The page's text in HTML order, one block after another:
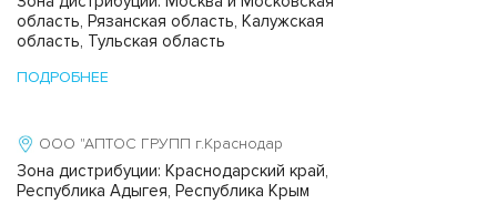
область, Рязанская область, Калужская
область, Тульская область
ПОДРОБНЕЕ
ООО "АПТОС ГРУПП г.Краснодар
Зона дистрибуции: Краснодарский край,
Республика Адыгея, Республика Крым